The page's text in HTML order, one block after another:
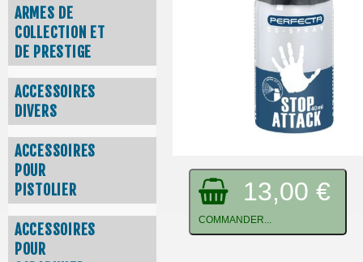
ARMES DE
COLLECTION ET
DE PRESTIGE
ACCESSOIRES
DIVERS
ACCESSOIRES
POUR
PISTOLIER
ACCESSOIRES
POUR
13,00 €
COMMANDER...